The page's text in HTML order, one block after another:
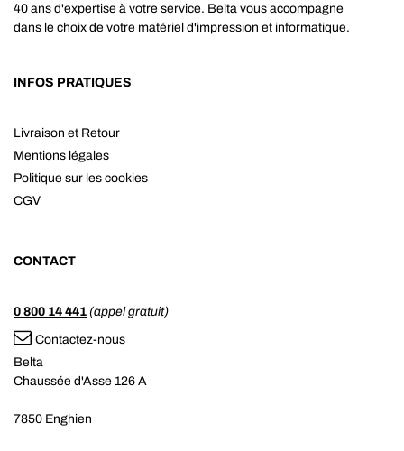
40 ans d'expertise à votre service. Belta vous accompagne
dans le choix de votre matériel d'impression et informatique.
INFOS PRATIQUES
Livraison et Retour
Mentions légales
Politique sur les cookies
CGV
CONTACT
0 800 14 441 (appel gratuit)
Contactez-nous
Belta
Chaussée d'Asse 126 A
7850 Enghien